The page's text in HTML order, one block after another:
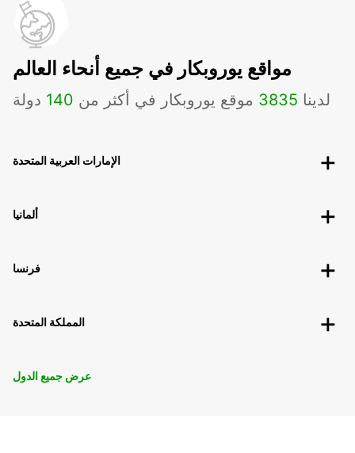
مواقع يوروبكار في جميع أنحاء العالم
لدينا 3835 موقع يوروبكار في أكثر من 140 دولة
الإمارات العربية المتحدة
ألمانيا
فرنسا
المملكة المتحدة
عرض جميع الدول